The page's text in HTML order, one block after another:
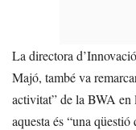
La directora
Majó, també va
activitat” de la BWA
aquesta és “una